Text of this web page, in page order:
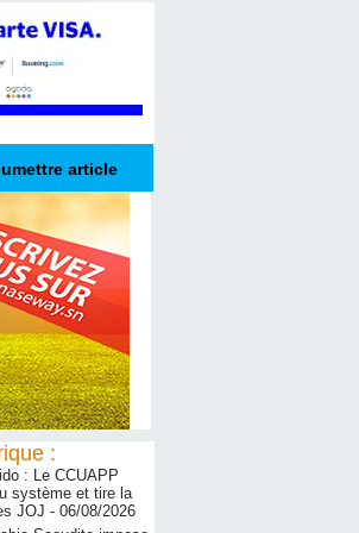
article
:
: Le CCUAPP
système et tire la
JOJ - 06/08/2026